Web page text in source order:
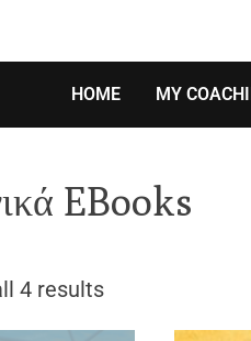
HOME MY
EBooks
4 results